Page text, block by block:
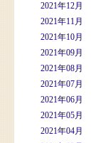
2021年12月
2021年11月
2021年10月
2021年09月
2021年08月
2021年07月
2021年06月
2021年05月
2021年04月